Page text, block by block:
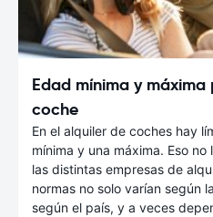
Edad mínima y
coche
En el alquiler de coches hay
mínima y una máxima. Eso
las distintas empresas de
normas no solo varían según
según el país, y a veces